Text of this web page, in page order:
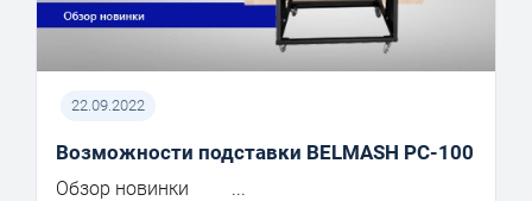
22.09.2022
Возможности подставки BELMASH PC-100
Обзор новинки ...